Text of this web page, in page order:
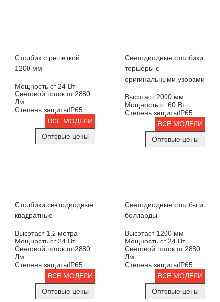
Столбик с решеткой
1200 мм
Мощность от 24 Вт
Световой поток от 2880
Лм
Степень защитыIP65
ВСЕ МОДЕЛИ
Оптовые цены
Светодиодные столбики
торшеры с
оригинальными узорами
Высотаот 2000 мм
Мощность от 60 Вт
Степень защитыIP65
ВСЕ МОДЕЛИ
Оптовые цены
Столбики светодиодные
квадратные
Высотаот 1,2 метра
Мощность от 24 Вт
Световой поток от 2880
Лм
Степень защитыIP65
ВСЕ МОДЕЛИ
Оптовые цены
Светодиодные столбы и
болларды
Высотаот 1200 мм
Мощность от 24 Вт
Световой поток от 2880
Лм
Степень защитыIP65
ВСЕ МОДЕЛИ
Оптовые цены